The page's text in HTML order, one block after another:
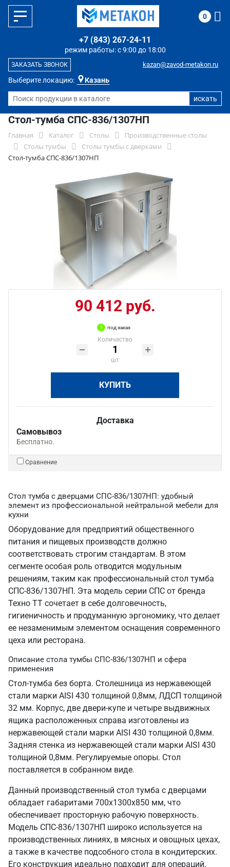
Выберите локацию: Казань
режим работы: с 9:00 до 18:00
+7 (843) 267-24-11
kazan@zavod-metakon.ru
ЗАКАЗАТЬ ЗВОНОК
0
Стол-тумба СПС-836/1307НП
Главная Каталог Столы
Производственные столы
Столы тумбы
Столы тумбы с дверками
Стол-тумба СПС-836/1307НП
90 412 руб.
под заказ
Количество
шт
КУПИТЬ
Доставка
Самовывоз
Бесплатно.
Сравнение
Стол тумба с дверцами СПС-836/1307НП: удобный
элемент из профессиональной нейтральной мебели для
кухни
Оборудование для предприятий общественного
питания и пищевых производств должно
соответствовать строгим стандартам. В этом
сегменте особая роль отводится модульным
решениям, таким как профессиональный стол тумба
СПС-836/1307НП. Эта модель серии СПС от бренда
Техно ТТ сочетает в себе долговечность,
гигиеничность и продуманную эргономику, что делает
ее незаменимым элементом оснащения современного
цеха или ресторана.
Описание стола тумбы СПС-836/1307НП и сфера
применения
Стол-тумба без борта. Столешница из нержавеющей
стали марки AISI 430 толщиной 0,8мм, ЛДСП толщиной
32 мм. Корпус, две двери-купе и четыре выдвижных
ящика расположенных справа изготовлены из
нержавеющей стали марки AISI 430 толщиной 0,8мм.
Задняя стенка из нержавеющей стали марки AISI 430
толщиной 0,8мм. Регулируемые опоры. Стол
поставляется в собранном виде.
Данный производственный стол тумба с дверцами
обладает габаритами 700х1300х850 мм, что
обеспечивает просторную рабочую поверхность.
Модель СПС-836/1307НП широко используется на
производственных линиях, в мясных и овощных цехах,
а также в качестве подсобного стола в кондитерских.
Его конструкция идеально подходит для операций,